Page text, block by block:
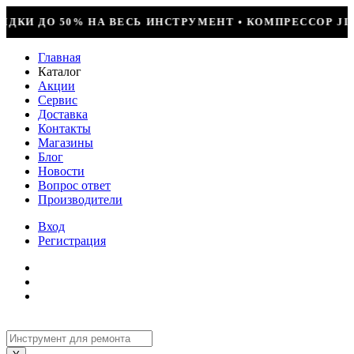
• КОМПРЕССОР JIAXIPERA T1114YB, 170ВТ, R-
Главная
Каталог
Акции
Сервис
Доставка
Контакты
Магазины
Блог
Новости
Вопрос ответ
Производители
Вход
Регистрация